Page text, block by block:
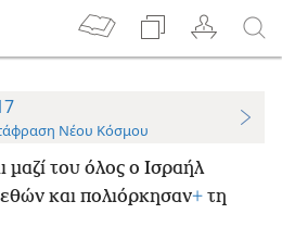
Νέου Κόσμου
μαζί του όλος ο Ισραήλ
και πολιόρκησαν+ τη